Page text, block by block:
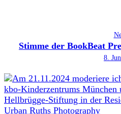
Stimme der BookBeat
8.